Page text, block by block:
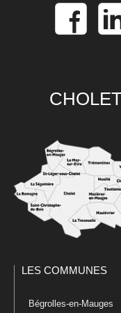
LES COMMUNES
Bégrolles-en-Mauges